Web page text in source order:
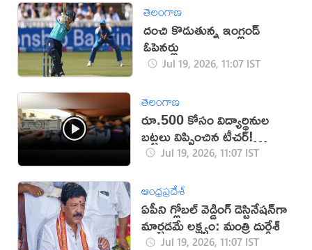
తెలంగాణ
దంచి కొడుతున్న ఇంగ్లండ్
ఓపెనర్లు
Jul 19, 2026, 11:07 IST
తెలంగాణ
రూ.500 కోసం విద్యార్థినుల
బట్టలు విప్పించిన టీచర్!
(వీడియో)
Jul 19, 2026, 11:07 IST
ఆంధ్రప్రదేశ్
ఏపీని గ్లోబల్ వెడ్డింగ్ డెస్టినేషన్‌గా
మార్చడమే లక్ష్యం: మంత్రి దుర్గేశ్‌
Jul 19, 2026, 11:07 IST